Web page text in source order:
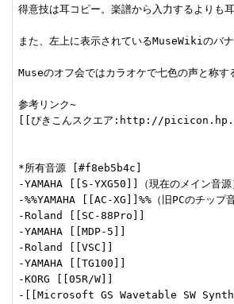
得意技は耳コピー。楽譜から入力するよりも
また、左上に表示されているMuseWikiのバナ
Museのオフ会ではカラオケで七色の声と称
参考リンク~
[[ぴきこんスクエア:http://
*所有音源 [#f8eb5b4c]
-YAMAHA [[S-YXG50]]（現在のメイン音源
-%%YAMAHA [[AC-XG]]%%（旧PCのチップ
-Roland [[SC-88Pro]]
-YAMAHA [[MDP-5]]
-Roland [[VSC]]
-YAMAHA [[TG100]]
-KORG [[05R/W]]
-[[Microsoft GS Wavetable SW